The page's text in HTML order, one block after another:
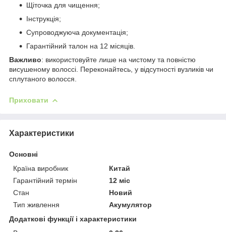
Щіточка для чищення;
Інструкція;
Супроводжуюча документація;
Гарантійний талон на 12 місяців.
Важливо: використовуйте лише на чистому та повністю
висушеному волоссі. Переконайтесь, у відсутності вузликів чи
сплутаного волосся.
Приховати
Характеристики
Основні
Країна виробник
Китай
Гарантійний термін
12 міс
Стан
Новий
Тип живлення
Акумулятор
Додаткові функції і характеристики